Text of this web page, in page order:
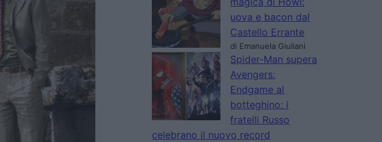
uova e bacon dal
Castello Errante
di Emanuela Giuliani
Spider-Man supera
Avengers:
Endgame al
botteghino: i
fratelli Russo
celebrano il nuovo record